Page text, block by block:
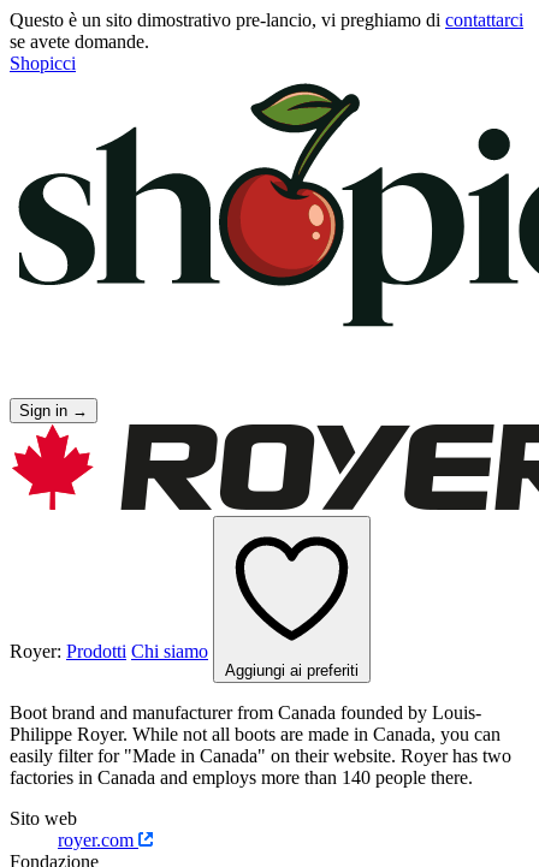
Questo è un sito dimostrativo pre-lancio, vi preghiamo di contattarci
se avete domande.
Shopicci
Sign in →
Royer: Prodotti Chi siamo
Aggiungi ai preferiti
Boot brand and manufacturer from Canada founded by Louis-
Philippe Royer. While not all boots are made in Canada, you can
easily filter for "Made in Canada" on their website. Royer has two
factories in Canada and employs more than 140 people there.
Sito web
royer.com
Fondazione